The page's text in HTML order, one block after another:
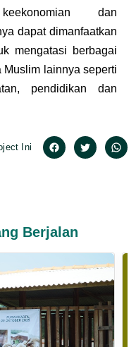
dan
dapat dimanfaatkan
mengatasi berbagai
lainnya seperti
pendidikan dan
Ini
Berjalan